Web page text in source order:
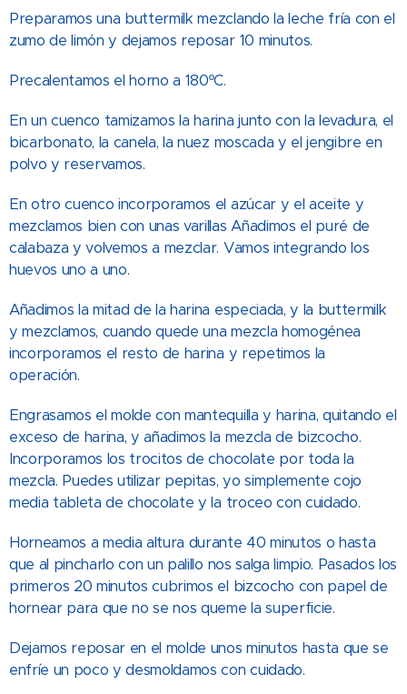
Preparamos una buttermilk mezclando la leche fría con el
zumo de limón y dejamos reposar 10 minutos.
Precalentamos el horno a 180ºC.
En un cuenco tamizamos la harina junto con la levadura, el
bicarbonato, la canela, la nuez moscada y el jengibre en
polvo y reservamos.
En otro cuenco incorporamos el azúcar y el aceite y
mezclamos bien con unas varillas Añadimos el puré de
calabaza y volvemos a mezclar. Vamos integrando los
huevos uno a uno.
Añadimos la mitad de la harina especiada, y la buttermilk
y mezclamos, cuando quede una mezcla homogénea
incorporamos el resto de harina y repetimos la
operación.
Engrasamos el molde con mantequilla y harina, quitando el
exceso de harina, y añadimos la mezcla de bizcocho.
Incorporamos los trocitos de chocolate por toda la
mezcla. Puedes utilizar pepitas, yo simplemente cojo
media tableta de chocolate y la troceo con cuidado.
Horneamos a media altura durante 40 minutos o hasta
que al pincharlo con un palillo nos salga limpio. Pasados los
primeros 20 minutos cubrimos el bizcocho con papel de
hornear para que no se nos queme la superficie.
Dejamos reposar en el molde unos minutos hasta que se
enfríe un poco y desmoldamos con cuidado.